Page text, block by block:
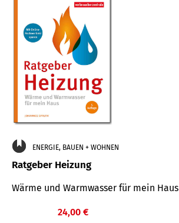
ENERGIE, BAUEN + WOHNEN
Ratgeber Heizung
Wärme und Warmwasser für mein Haus
24,00 €